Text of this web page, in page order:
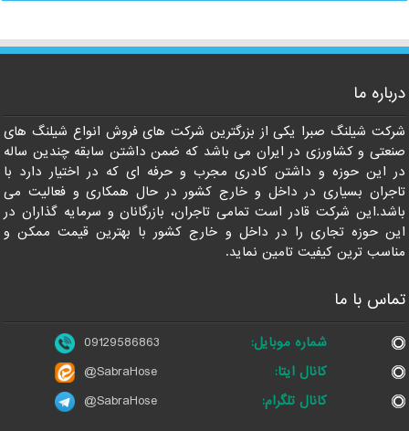
درباره ما
شرکت شیلنگ صبرا یکی از بزرگترین شرکت های فروش انواع شیلنگ های
صنعتی و کشاورزی در ایران می باشد که ضمن داشتن سابقه چندین ساله
در این حوزه و داشتن کادری مجرب و حرفه ای که در اختیار دارد با
تاجران بسیاری در داخل و خارج کشور در حال همکاری و فعالیت می
باشد.این شرکت قادر است تمامی تاجران، بازرگانان و سرمایه گذاران در
این حوزه تجاری را در داخل و خارج کشور با بهترین قیمت ممکن و
مناسب ترین کیفیت تامین نماید.
تماس با ما
شماره موبایل:
09129586863
کانال ایتا:
@SabraHose
کانال تلگرام:
@SabraHose